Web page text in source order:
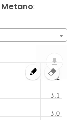
:
3.0
3.1
3.2